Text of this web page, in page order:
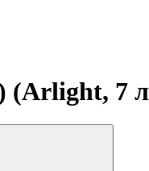
(Arlight, 7